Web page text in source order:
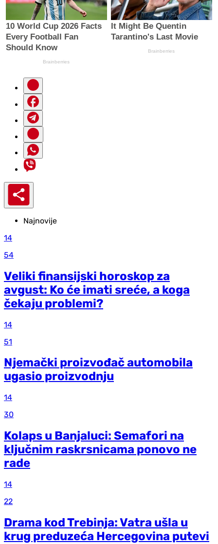
Najnovije
14
54
Veliki finansijski horoskop za
avgust: Ko će imati sreće, a koga
čekaju problemi?
14
51
Njemački proizvođač automobila
ugasio proizvodnju
14
30
Kolaps u Banjaluci: Semafori na
ključnim raskrsnicama ponovo ne
rade
14
22
Drama kod Trebinja: Vatra ušla u
krug preduzeća Hercegovina putevi